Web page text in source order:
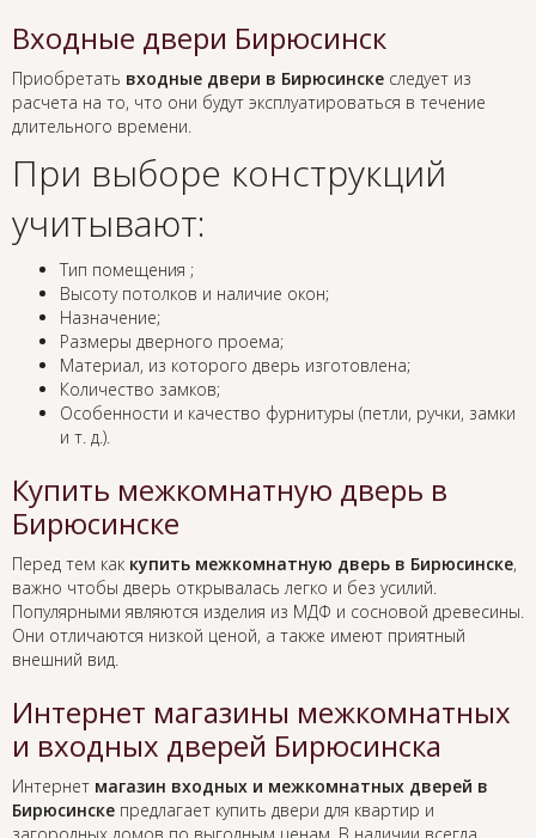
Входные двери Бирюсинск
Приобретать входные двери в Бирюсинске следует из
расчета на то, что они будут эксплуатироваться в течение
длительного времени.
При выборе конструкций
учитывают:
Тип помещения ;
Высоту потолков и наличие окон;
Назначение;
Размеры дверного проема;
Материал, из которого дверь изготовлена;
Количество замков;
Особенности и качество фурнитуры (петли, ручки, замки
и т. д.).
Купить межкомнатную дверь в
Бирюсинске
Перед тем как купить межкомнатную дверь в Бирюсинске,
важно чтобы дверь открывалась легко и без усилий.
Популярными являются изделия из МДФ и сосновой древесины.
Они отличаются низкой ценой, а также имеют приятный
внешний вид.
Интернет магазины межкомнатных
и входных дверей Бирюсинска
Интернет магазин входных и межкомнатных дверей в
Бирюсинске предлагает купить двери для квартир и